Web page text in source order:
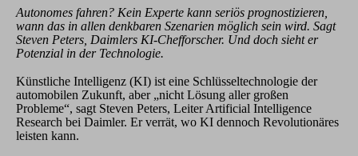
Autonomes fahren? Kein Experte kann seriös prognostizieren,
wann das in allen denkbaren Szenarien möglich sein wird. Sagt
Steven Peters, Daimlers KI-Chef­forscher. Und doch sieht er
Potenzial in der Technologie.
Künstliche Intelligenz (KI) ist eine Schlüsseltechnologie der
automobilen Zukunft, aber „nicht Lösung aller großen
Probleme“, sagt Steven Peters, Leiter Artificial Intelligence
Research bei Daimler. Er verrät, wo KI dennoch Revolutionäres
leisten kann.